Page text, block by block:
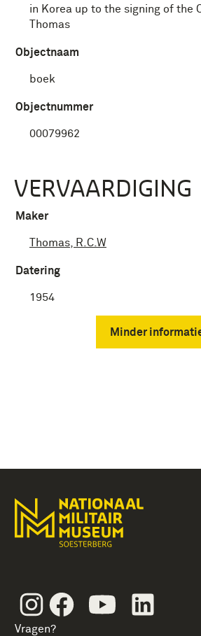
in Korea up to the signing of the
Thomas
Objectnaam
boek
Objectnummer
00079962
VERVAARDIGING
Maker
Thomas, R.C.W
Datering
1954
Minder
InstagramFacebookYoutube
Vragen?